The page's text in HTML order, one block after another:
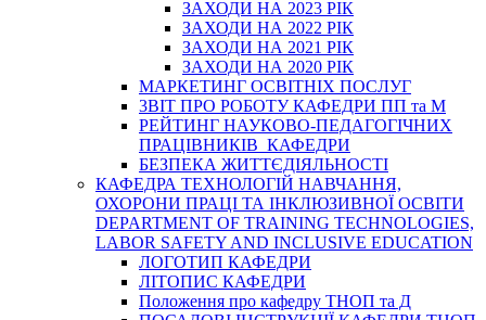
ЗАХОДИ НА 2023 РІК
ЗАХОДИ НА 2022 РІК
ЗАХОДИ НА 2021 РІК
ЗАХОДИ НА 2020 РІК
МАРКЕТИНГ ОСВІТНІХ ПОСЛУГ
3BIT ПРО РОБОТУ КАФЕДРИ ПП та М
РЕЙТИНГ НАУКОВО-ПЕДАГОГІЧНИХ
ПРАЦІВНИКІВ КАФЕДРИ
БЕЗПЕКА ЖИТТЄДІЯЛЬНОСТІ
КАФЕДРА ТЕХНОЛОГІЙ НАВЧАННЯ,
ОХОРОНИ ПРАЦІ ТА ІНКЛЮЗИВНОЇ ОСВІТИ
DEPARTMENT OF TRAINING TECHNOLOGIES,
LABOR SAFETY AND INCLUSIVE EDUCATION
ЛОГОТИП КАФЕДРИ
ЛІТОПИС КАФЕДРИ
Положення про кафедру ТНОП та Д